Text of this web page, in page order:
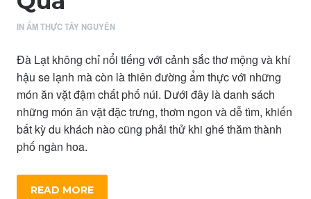
IN ẨM THỰC TÂY NGUYÊN
Đà Lạt không chỉ nổi tiếng với cảnh sắc thơ mộng và khí
hậu se lạnh mà còn là thiên đường ẩm thực với những
món ăn vặt đậm chất phố núi. Dưới đây là danh sách
những món ăn vặt đặc trưng, thơm ngon và dễ tìm, khiến
bất kỳ du khách nào cũng phải thử khi ghé thăm thành
phố ngàn hoa.
READ MORE